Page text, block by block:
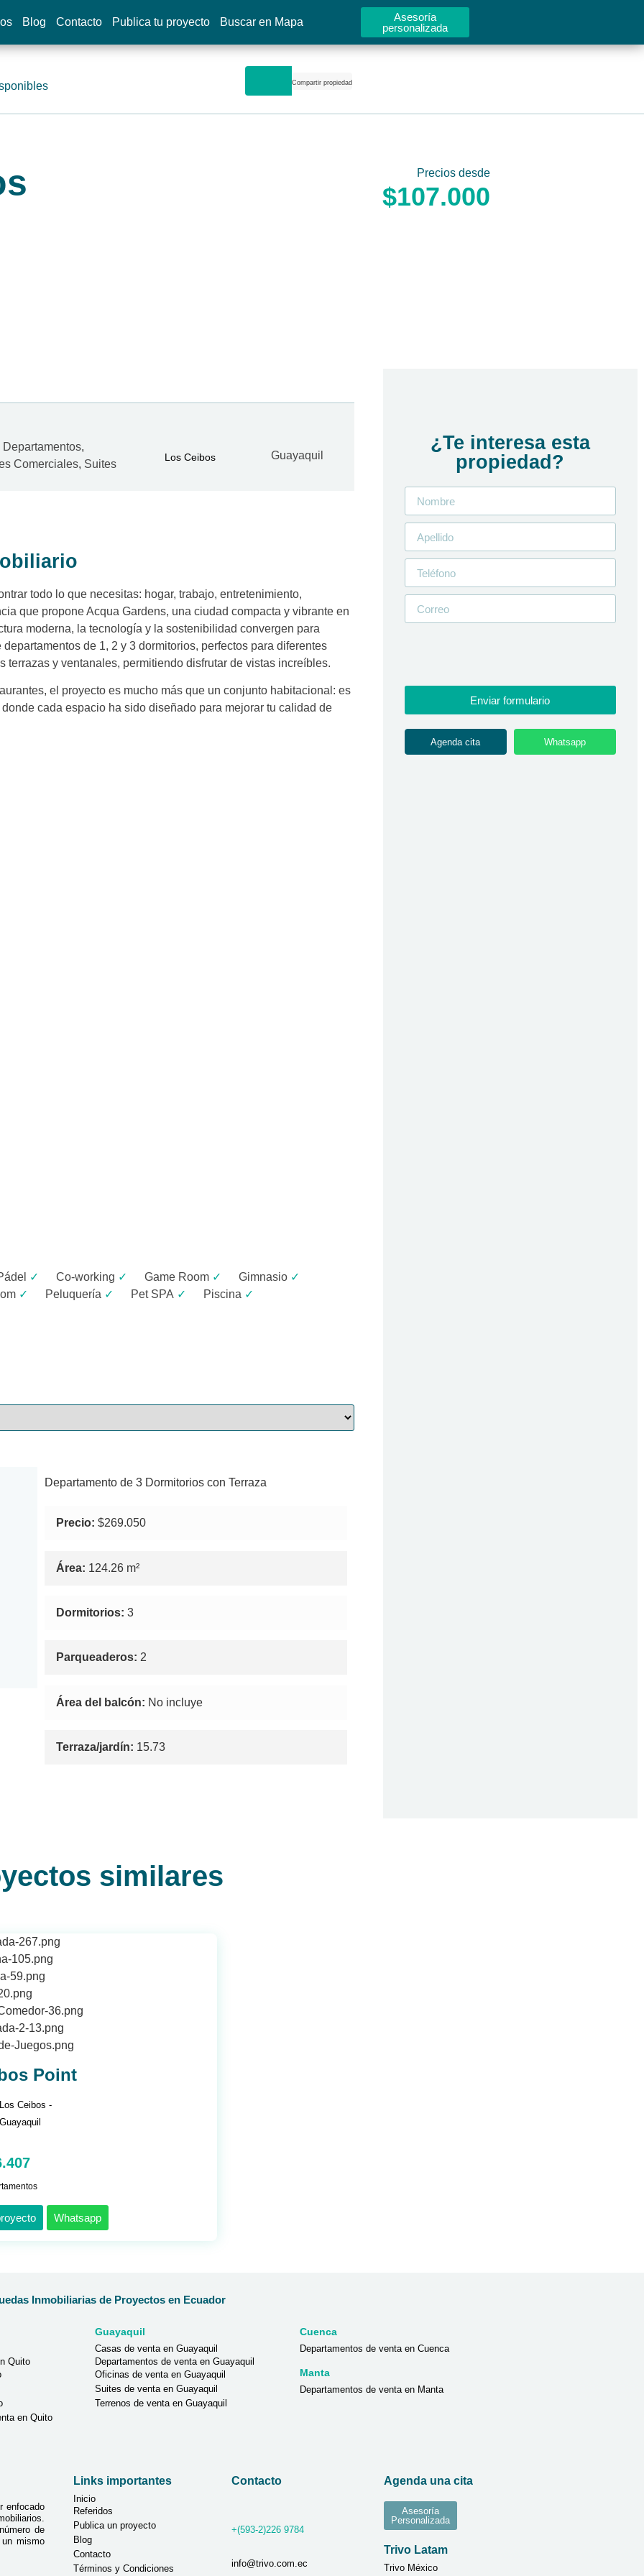
Blog Contacto Publica tu proyecto Buscar en Mapa
Asesoría
personalizada
Compartir propiedad
Precios desde
$107.000
Departamentos,
Comerciales, Suites
Los Ceibos Guayaquil
todo lo que necesitas: hogar, trabajo, entretenimiento,
que propone Acqua Gardens, una ciudad compacta y vibrante en
moderna, la tecnología y la sostenibilidad convergen para
de 1, 2 y 3 dormitorios, perfectos para diferentes
y ventanales, permitiendo disfrutar de vistas increíbles.
el proyecto es mucho más que un conjunto habitacional: es
cada espacio ha sido diseñado para mejorar tu calidad de
✓ Co-working ✓ Game Room ✓ Gimnasio ✓
✓ Peluquería ✓ Pet SPA ✓ Piscina ✓
Departamento de 3 Dormitorios con Terraza
Precio: $269.050
Área: 124.26 m²
Dormitorios: 3
Parqueaderos: 2
Área del balcón: No incluye
Terraza/jardín: 15.73
¿Te interesa esta
propiedad?
Enviar formulario
Agenda cita Whatsapp
similares
Point
Los Ceibos -
Guayaquil
Whatsapp
Inmobiliarias de Proyectos en Ecuador
Quito
en Quito
Guayaquil
Casas de venta en Guayaquil
Departamentos de venta en Guayaquil
Oficinas de venta en Guayaquil
Suites de venta en Guayaquil
Terrenos de venta en Guayaquil
Cuenca
Departamentos de venta en Cuenca
Manta
Departamentos de venta en Manta
enfocado
de
mismo
Links importantes
Inicio
Referidos
Publica un proyecto
Blog
Contacto
Términos y Condiciones
Contacto
+(593-2)226 9784
info@trivo.com.ec
Agenda una cita
Asesoría
Personalizada
Trivo Latam
Trivo México